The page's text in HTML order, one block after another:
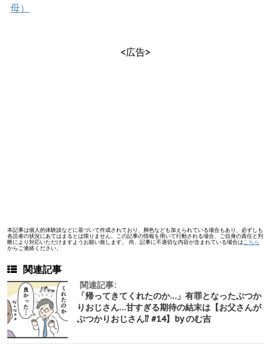
母）
<広告>
本記事は個人的体験談などに基づいて作成されており、脚色なども加えられている場合もあり、必ずしも
各読者の状況にあてはまるとは限りません。この記事の情報を用いて行動される場合、ご自身の責任と判
断により対応いただけますようお願い致します。 尚、記事に不適切な内容が含まれている場合はこちら
からご連絡ください。
関連記事
関連記事:
「帰ってきてくれたのか…」有罪となったぶつか
りおじさん…甘すぎる期待の結末は【お父さんが
ぶつかりおじさん⁉︎ #14】by のむ吉